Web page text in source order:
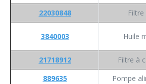
22030848
Filtre
3840003 Huile
21718912
Filtre à
889635
Pompe